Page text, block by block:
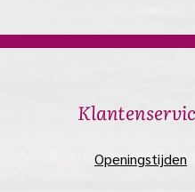
​Openingstijden